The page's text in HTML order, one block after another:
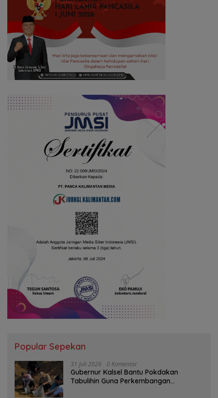
Popular Sepekan
31 Juli 2026 0 Komentar
Gubernur Kalsel Bantu Pokdakan
Tabulihin Guna Perkembangan